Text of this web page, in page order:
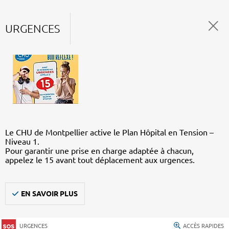
URGENCES
Le CHU de Montpellier active le Plan Hôpital en Tension –
Niveau 1.
Pour garantir une prise en charge adaptée à chacun,
appelez le 15 avant tout déplacement aux urgences.
EN SAVOIR PLUS
URGENCES ACCÈS RAPIDES